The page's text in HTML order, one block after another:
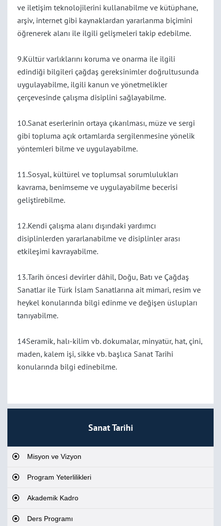
Sanat Tarihi
Misyon ve Vizyon
Program Yeterlilikleri
Akademik Kadro
Ders Programı
ve iletişim teknolojilerini kullanabilme
kütüphane,
arşiv, internet gibi kaynaklardan yararlanma biçimini
öğrenerek alanı ile ilgili gelişmeleri takip edebilme.
9.Kültür varlıklarını koruma ve onarma ile ilgili
edindiği bilgileri çağdaş gereksinimler doğrultusunda
uygulayabilme, ilgili kanun ve yönetmelikler
çerçevesinde çalışma disiplini sağlayabilme.
10.Sanat eserlerinin ortaya çıkarılması, müze ve sergi
gibi topluma açık ortamlarda sergilenmesine yönelik
yöntemleri bilme ve uygulayabilme.
11.Sosyal, kültürel ve toplumsal sorumlulukları
kavrama, benimseme ve uygulayabilme becerisi
geliştirebilme.
12.Kendi çalışma alanı dışındaki yardımcı
disiplinlerden yararlanabilme ve disiplinler arası
etkileşimi kavrayabilme.
13.Tarih öncesi devirler dâhil, Doğu, Batı ve Çağdaş
Sanatlar ile Türk İslam Sanatlarına ait mimari, resim ve
heykel konularında bilgi edinme ve değişen üslupları
tanıyabilme.
14Seramik, halı-kilim vb. dokumalar, minyatür, hat, çini,
maden, kalem işi, sikke vb. başlıca Sanat Tarihi
konularında bilgi edinebilme.